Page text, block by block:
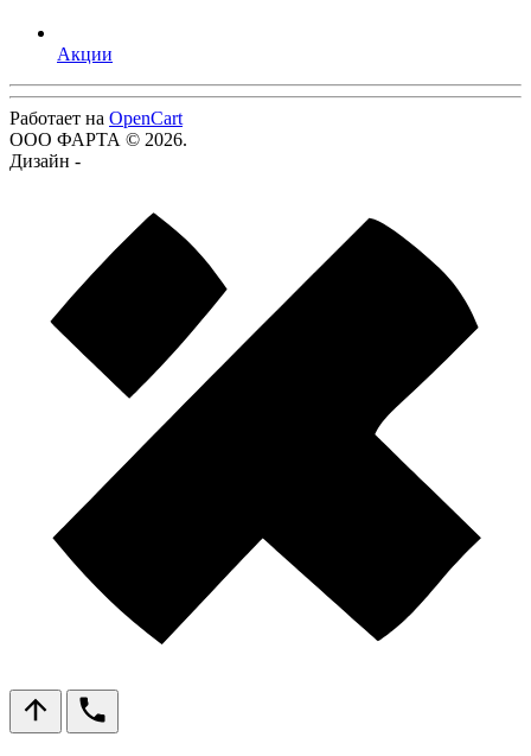
Акции
Работает на OpenCart
ООО ФАРТА © 2026.
Дизайн -